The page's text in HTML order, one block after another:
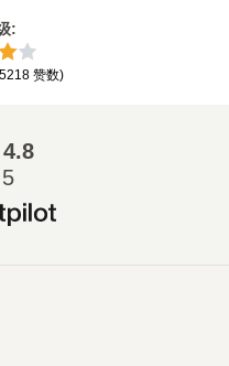
:
赞数)
4.8